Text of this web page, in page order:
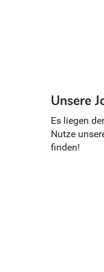
Unsere
Es liegen
Nutze
finden!